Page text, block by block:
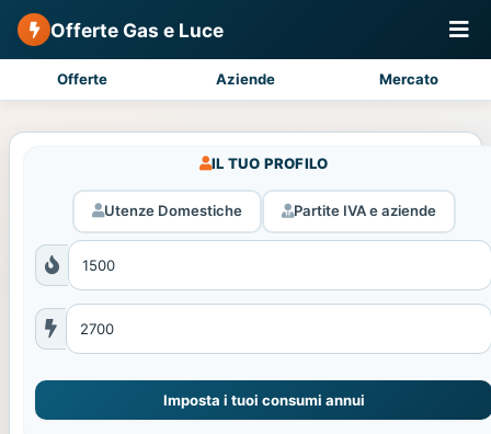
Offerte Gas e Luce
Offerte Aziende Mercato
IL TUO PROFILO
Utenze Domestiche Partite IVA e aziende
Imposta i tuoi consumi annui